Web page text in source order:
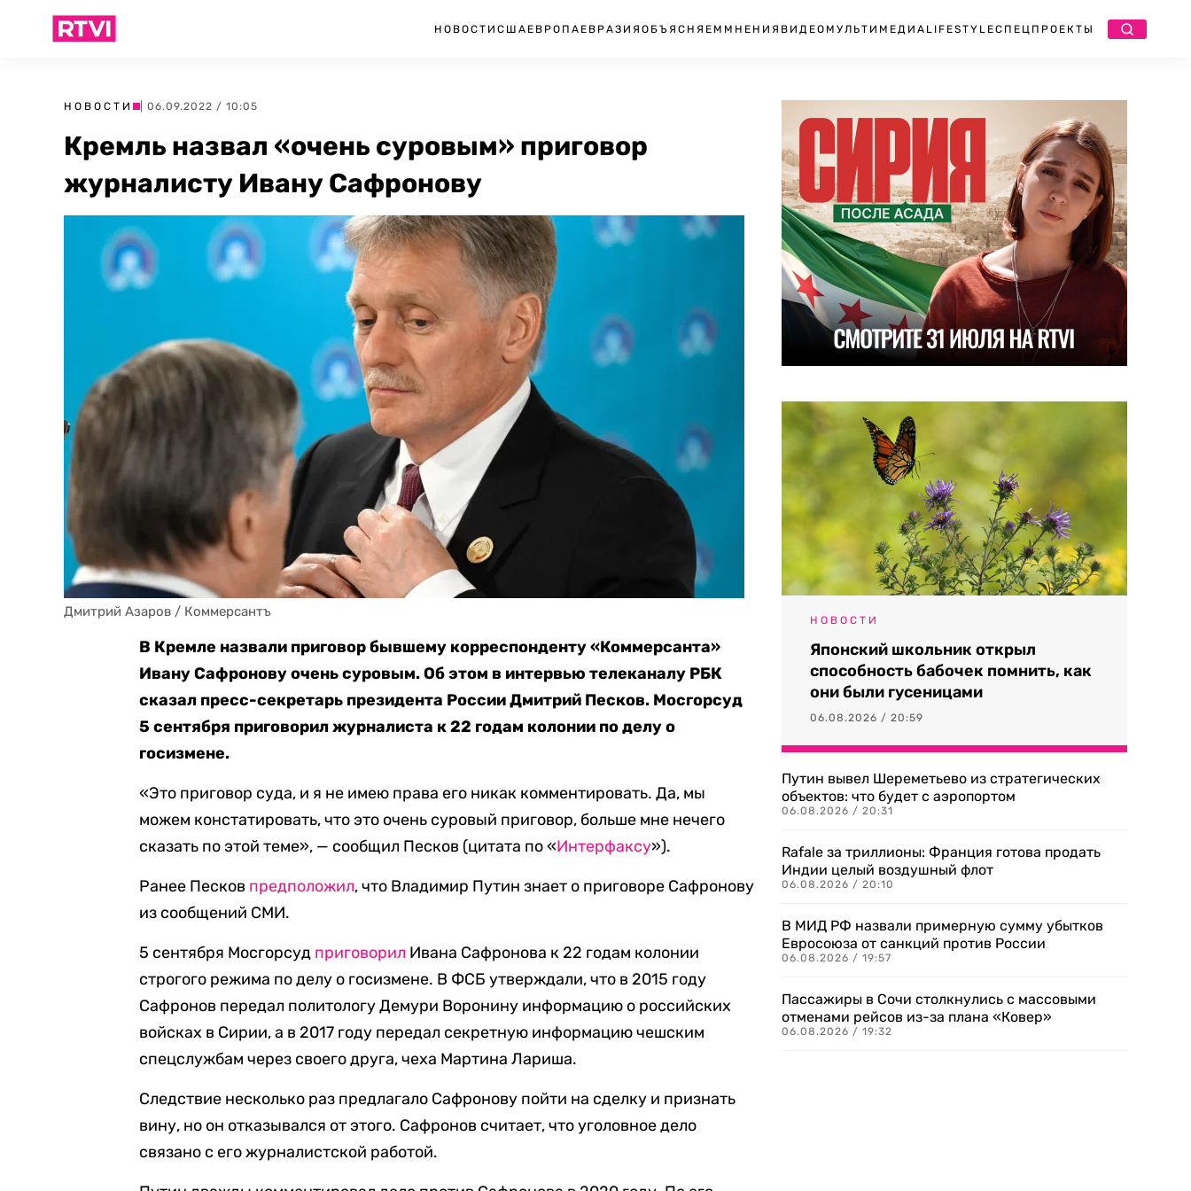
НОВОСТИ США ЕВРОПА ЕВРАЗИЯ ОБЪЯСНЯЕМ МНЕНИЯ ВИДЕО МУЛЬТИМЕДИА LIFESTYLEСПЕЦПРОЕКТЫ
НОВОСТИ | 06.09.2022 / 10:05
Кремль назвал «очень суровым» приговор
журналисту Ивану Сафронову
Дмитрий Азаров / Коммерсантъ
В Кремле назвали приговор бывшему корреспонденту «Коммерсанта»
Ивану Сафронову очень суровым. Об этом в интервью телеканалу РБК
сказал пресс-секретарь президента России Дмитрий Песков. Мосгорсуд
5 сентября приговорил журналиста к 22 годам колонии по делу о
госизмене.
«Это приговор суда, и я не имею права его никак комментировать. Да, мы
можем констатировать, что это очень суровый приговор, больше мне нечего
сказать по этой теме», — сообщил Песков (цитата по «Интерфаксу»).
Ранее Песков предположил, что Владимир Путин знает о приговоре Сафронову
из сообщений СМИ.
5 сентября Мосгорсуд приговорил Ивана Сафронова к 22 годам колонии
строгого режима по делу о госизмене. В ФСБ утверждали, что в 2015 году
Сафронов передал политологу Демури Воронину информацию о российских
войсках в Сирии, а в 2017 году передал секретную информацию чешским
спецслужбам через своего друга, чеха Мартина Лариша.
Следствие несколько раз предлагало Сафронову пойти на сделку и признать
вину, но он отказывался от этого. Сафронов считает, что уголовное дело
связано с его журналистской работой.
НОВОСТИ
Японский школьник открыл
способность бабочек помнить, как
они были гусеницами
06.08.2026 / 20:59
Путин вывел Шереметьево из стратегических
объектов: что будет с аэропортом
06.08.2026 / 20:31
Rafale за триллионы: Франция готова продать
Индии целый воздушный флот
06.08.2026 / 20:10
В МИД РФ назвали примерную сумму убытков
Евросоюза от санкций против России
06.08.2026 / 19:57
Пассажиры в Сочи столкнулись с массовыми
отменами рейсов из-за плана «Ковер»
06.08.2026 / 19:32